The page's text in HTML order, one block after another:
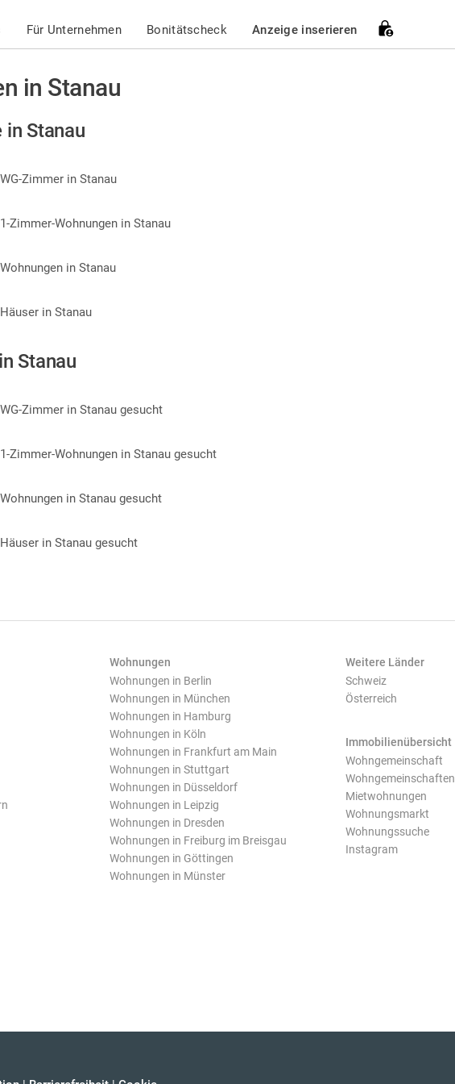
Für Unternehmen Bonitätscheck Anzeige inserieren
in Stanau
Stanau
WG-Zimmer in Stanau
1-Zimmer-Wohnungen in Stanau
Wohnungen in Stanau
Häuser in Stanau
Stanau
WG-Zimmer in Stanau gesucht
1-Zimmer-Wohnungen in Stanau gesucht
Wohnungen in Stanau gesucht
Häuser in Stanau gesucht
Wohnungen
Wohnungen in Berlin
Wohnungen in München
Wohnungen in Hamburg
Wohnungen in Köln
Wohnungen in Frankfurt am Main
Wohnungen in Stuttgart
Wohnungen in Düsseldorf
Wohnungen in Leipzig
Wohnungen in Dresden
Wohnungen in Freiburg im Breisgau
Wohnungen in Göttingen
Wohnungen in Münster
Weitere Länder
Schweiz
Österreich
Immobilienübersicht
Wohngemeinschaft
Wohngemeinschaften
Mietwohnungen
Wohnungsmarkt
Wohnungssuche
Instagram